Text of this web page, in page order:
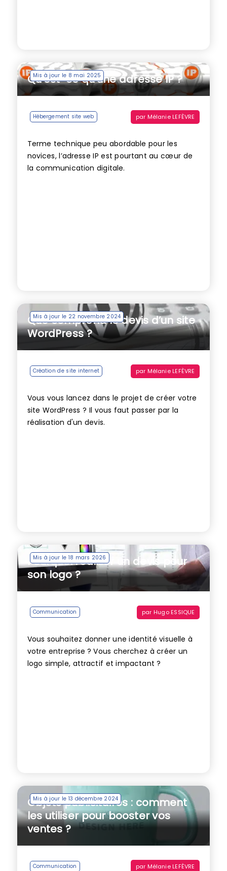
Mis à jour le 8 mai 2025
Qu’est-ce qu’une adresse IP ?
Hébergement site web par Mélanie LEFÈVRE
Terme technique peu abordable pour les
novices, l’adresse IP est pourtant au cœur de
la communication digitale.
Mis à jour le 22 novembre 2024
Que comprend le devis d’un site
WordPress ?
Création de site internet par Mélanie LEFÈVRE
Vous vous lancez dans le projet de créer votre
site WordPress ? Il vous faut passer par la
réalisation d'un devis.
Mis à jour le 18 mars 2026
Pourquoi réaliser un devis pour
son logo ?
Communication par Hugo ESSIQUE
Vous souhaitez donner une identité visuelle à
votre entreprise ? Vous cherchez à créer un
logo simple, attractif et impactant ?
Mis à jour le 13 décembre 2024
Objets publicitaires : comment
les utiliser pour booster vos
ventes ?
Communication par Mélanie LEFÈVRE